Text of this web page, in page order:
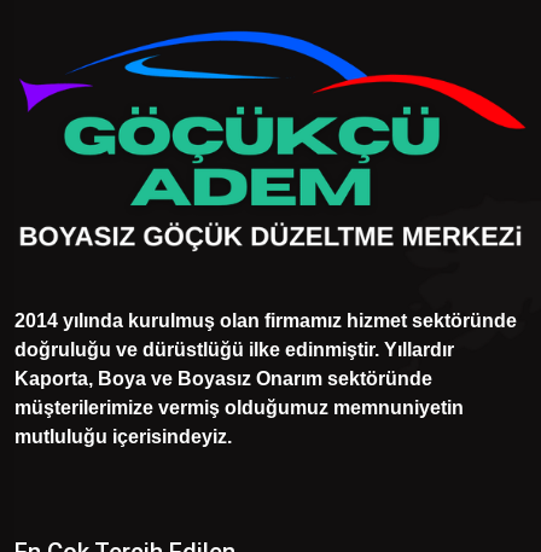
2014 yılında kurulmuş olan firmamız hizmet sektöründe
doğruluğu ve dürüstlüğü ilke edinmiştir. Yıllardır
Kaporta, Boya ve Boyasız Onarım sektöründe
müşterilerimize vermiş olduğumuz memnuniyetin
mutluluğu içerisindeyiz.